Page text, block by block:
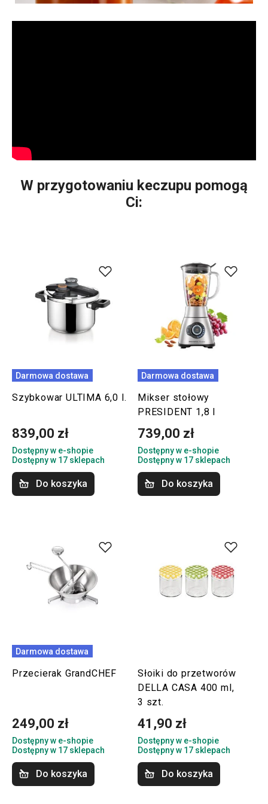
W przygotowaniu keczupu pomogą
Ci:
Darmowa dostawa
Szybkowar ULTIMA 6,0 l.
839,00 zł
Dostępny w e-shopie
Dostępny w 17 sklepach
Do koszyka
Darmowa dostawa
Mikser stołowy
PRESIDENT 1,8 l
739,00 zł
Dostępny w e-shopie
Dostępny w 17 sklepach
Do koszyka
Darmowa dostawa
Przecierak GrandCHEF
249,00 zł
Dostępny w e-shopie
Dostępny w 17 sklepach
Do koszyka
Słoiki do przetworów
DELLA CASA 400 ml,
3 szt.
41,90 zł
Dostępny w e-shopie
Dostępny w 17 sklepach
Do koszyka